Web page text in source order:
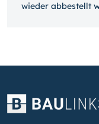
wieder ab­bestellt